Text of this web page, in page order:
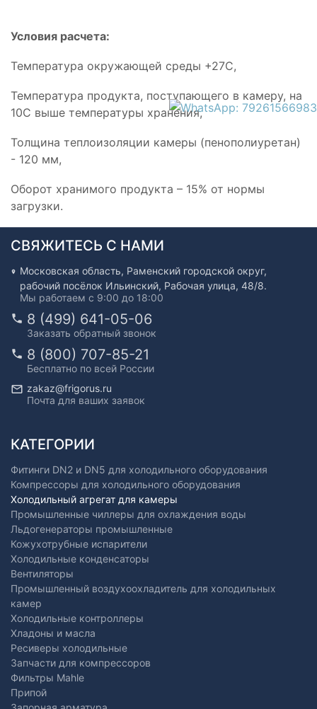
Условия расчета:
Температура окружающей среды +27С,
Температура продукта, поступающего в камеру, на
10С выше температуры хранения,
Толщина теплоизоляции камеры (пенополиуретан)
- 120 мм,
Оборот хранимого продукта – 15% от нормы
загрузки.
СВЯЖИТЕСЬ С НАМИ
Московская область, Раменский городской округ,
рабочий посёлок Ильинский, Рабочая улица, 48/8.
Мы работаем с 9:00 до 18:00
8 (499) 641-05-06
Заказать обратный звонок
8 (800) 707-85-21
Бесплатно по всей России
zakaz@frigorus.ru
Почта для ваших заявок
КАТЕГОРИИ
Фитинги DN2 и DN5 для холодильного оборудования
Компрессоры для холодильного оборудования
Холодильный агрегат для камеры
Промышленные чиллеры для охлаждения воды
Льдогенераторы промышленные
Кожухотрубные испарители
Холодильные конденсаторы
Вентиляторы
Промышленный воздухоохладитель для холодильных
камер
Холодильные контроллеры
Хладоны и масла
Ресиверы холодильные
Запчасти для компрессоров
Фильтры Mahle
Припой